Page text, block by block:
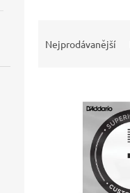
Nejprodávanější